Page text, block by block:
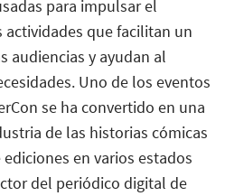
para impulsar el
actividades que facilitan un
audiencias y ayudan al
Uno de los eventos
se ha convertido en una
de las historias cómicas
en varios estados
del periódico digital de